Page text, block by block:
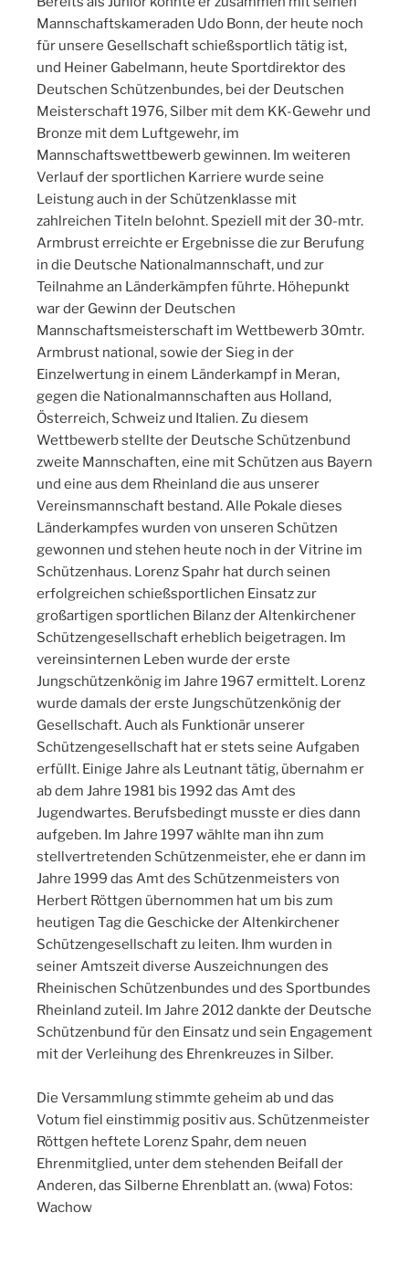
Mannschaftskameraden Udo Bonn, der heute noch
für unsere Gesellschaft schießsportlich tätig ist,
und Heiner Gabelmann, heute Sportdirektor des
Deutschen Schützenbundes, bei der Deutschen
Meisterschaft 1976, Silber mit dem KK-Gewehr und
Bronze mit dem Luftgewehr, im
Mannschaftswettbewerb gewinnen. Im weiteren
Verlauf der sportlichen Karriere wurde seine
Leistung auch in der Schützenklasse mit
zahlreichen Titeln belohnt. Speziell mit der 30-mtr.
Armbrust erreichte er Ergebnisse die zur Berufung
in die Deutsche Nationalmannschaft, und zur
Teilnahme an Länderkämpfen führte. Höhepunkt
war der Gewinn der Deutschen
Mannschaftsmeisterschaft im Wettbewerb 30mtr.
Armbrust national, sowie der Sieg in der
Einzelwertung in einem Länderkampf in Meran,
gegen die Nationalmannschaften aus Holland,
Österreich, Schweiz und Italien. Zu diesem
Wettbewerb stellte der Deutsche Schützenbund
zweite Mannschaften, eine mit Schützen aus Bayern
und eine aus dem Rheinland die aus unserer
Vereinsmannschaft bestand. Alle Pokale dieses
Länderkampfes wurden von unseren Schützen
gewonnen und stehen heute noch in der Vitrine im
Schützenhaus. Lorenz Spahr hat durch seinen
erfolgreichen schießsportlichen Einsatz zur
großartigen sportlichen Bilanz der Altenkirchener
Schützengesellschaft erheblich beigetragen. Im
vereinsinternen Leben wurde der erste
Jungschützenkönig im Jahre 1967 ermittelt. Lorenz
wurde damals der erste Jungschützenkönig der
Gesellschaft. Auch als Funktionär unserer
Schützengesellschaft hat er stets seine Aufgaben
erfüllt. Einige Jahre als Leutnant tätig, übernahm er
ab dem Jahre 1981 bis 1992 das Amt des
Jugendwartes. Berufsbedingt musste er dies dann
aufgeben. Im Jahre 1997 wählte man ihn zum
stellvertretenden Schützenmeister, ehe er dann im
Jahre 1999 das Amt des Schützenmeisters von
Herbert Röttgen übernommen hat um bis zum
heutigen Tag die Geschicke der Altenkirchener
Schützengesellschaft zu leiten. Ihm wurden in
seiner Amtszeit diverse Auszeichnungen des
Rheinischen Schützenbundes und des Sportbundes
Rheinland zuteil. Im Jahre 2012 dankte der Deutsche
Schützenbund für den Einsatz und sein Engagement
mit der Verleihung des Ehrenkreuzes in Silber.
Die Versammlung stimmte geheim ab und das
Votum fiel einstimmig positiv aus. Schützenmeister
Röttgen heftete Lorenz Spahr, dem neuen
Ehrenmitglied, unter dem stehenden Beifall der
Anderen, das Silberne Ehrenblatt an. (wwa) Fotos:
Wachow